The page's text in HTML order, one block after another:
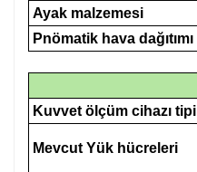
Ayak malzemesi
Pnömatik hava dağıtımı
Kuvvet ölçüm cihazı tipi
Mevcut Yük hücreleri